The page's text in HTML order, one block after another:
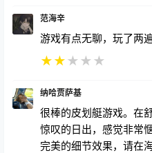
范海辛
游戏有点无聊，玩了两
★★★ ★ ★
纳哈贾萨基
很棒的皮划艇游戏。在
惊叹的日出，感觉非常
完美的细节效果，请在